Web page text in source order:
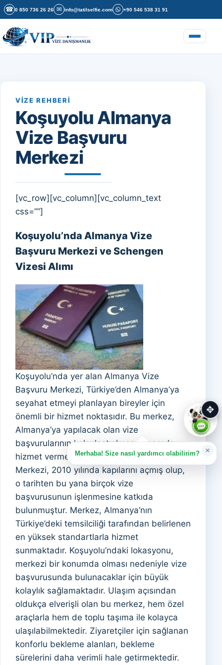
İçeriğe geç
☎ 0 850 736 26 26 ✉ info@tatilselfie.com +90 546 538 31 91
Menüyü
VIZE REHBERI
Koşuyolu Almanya
Vize Başvuru
Merkezi
[vc_row][vc_column][vc_column_text
css=””]
Koşuyolu’nda Almanya Vize
Başvuru Merkezi ve Schengen
Vizesi Alımı
Koşuyolu’nda yer alan Almanya Vize
Başvuru Merkezi, Türkiye’den Almanya’ya
seyahat etmeyi planlayan bireyler için
önemli bir hizmet noktasıdır. Bu merkez,
Almanya’ya yapılacak olan vize
başvurularının kolaylaştırılması amacıyla
hizmet vermektedir. Almanya Vize Başvuru
Merkezi, 2010 yılında kapılarını açmış olup,
o tarihten bu yana birçok vize
başvurusunun işlenmesine katkıda
bulunmuştur. Merkez, Almanya’nın
Türkiye’deki temsilciliği tarafından belirlenen
en yüksek standartlarla hizmet
sunmaktadır. Koşuyolu’ndaki lokasyonu,
merkezi bir konumda olması nedeniyle vize
başvurusunda bulunacaklar için büyük
kolaylık sağlamaktadır. Ulaşım açısından
oldukça elverişli olan bu merkez, hem özel
araçlarla hem de toplu taşıma ile kolayca
ulaşılabilmektedir. Ziyaretçiler için sağlanan
konforlu bekleme alanları, bekleme
sürelerini daha verimli hale getirmektedir.
Merhaba! Size nasıl yardımcı olabilirim? ×
✥